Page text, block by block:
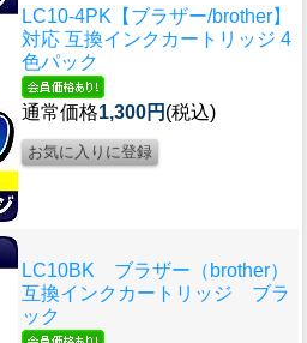
LC10-4PK【ブラザー/brother】
対応 互換インクカートリッジ 4
色パック
通常価格1,300円 (税込)
LC10BK ブラザー（brother）
互換インクカートリッジ ブラ
ック